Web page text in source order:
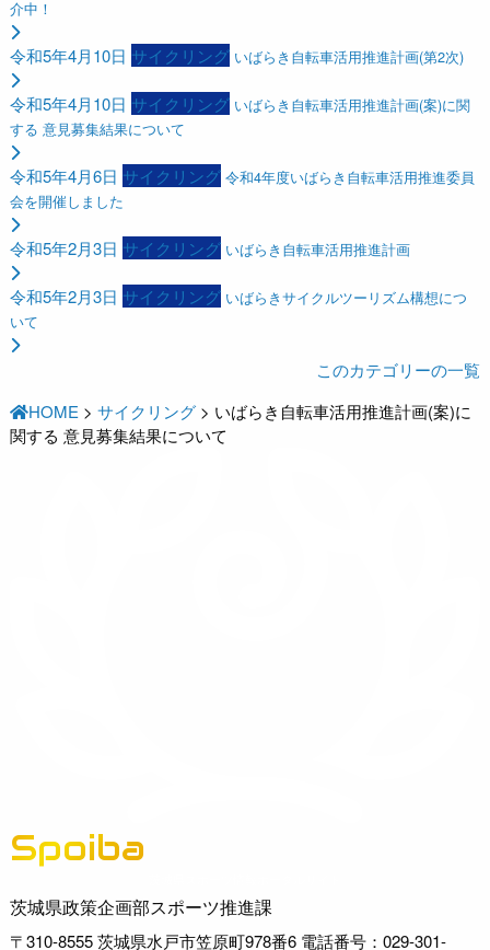
介中！
令和5年4月10日 サイクリング いばらき自転車活用推進計画(第2次)
令和5年4月10日 サイクリング いばらき自転車活用推進計画(案)に関
する 意見募集結果について
令和5年4月6日 サイクリング 令和4年度いばらき自転車活用推進委員
会を開催しました
令和5年2月3日 サイクリング いばらき自転車活用推進計画
令和5年2月3日 サイクリング いばらきサイクルツーリズム構想につ
いて
このカテゴリーの一覧
HOME >サイクリング > いばらき自転車活用推進計画(案)に
関する 意見募集結果について
Spoiba
茨城県政策企画部スポーツ推進課
〒310-8555 茨城県水戸市笠原町978番6 電話番号：029-301-